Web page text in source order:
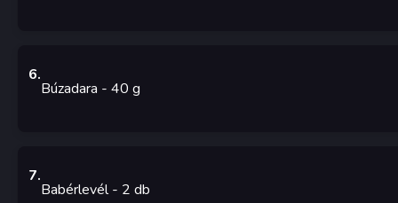
6.
Búzadara - 40 g
7.
Babérlevél- 2 db